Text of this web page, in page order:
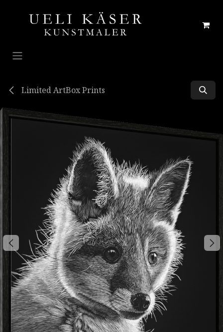
Limited ArtBox Prints